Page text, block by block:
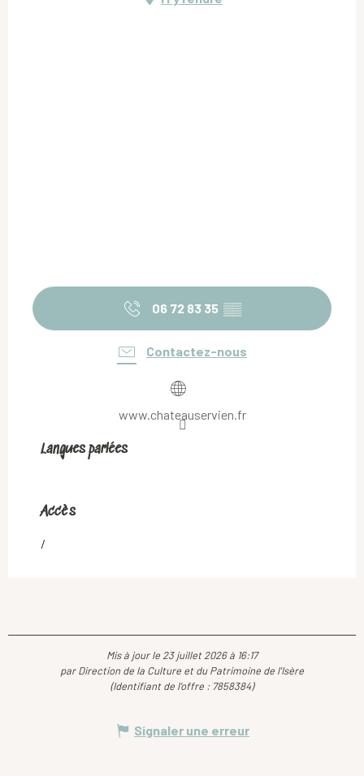
06 72 83 35 ▒▒
Contactez-nous
www.chateauservien.fr
Langues parlées
Langues parlées
Accès
Accès
/
Mis à jour le 23 juillet 2026 à 16:17
par Direction de la Culture et du Patrimoine de l'Isère
(Identifiant de l'offre : 7858384)
Signaler une erreur